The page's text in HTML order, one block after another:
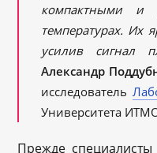
компактными и
температурах. Их
усилив сигнал
Александр
исследователь
Университета
Прежде